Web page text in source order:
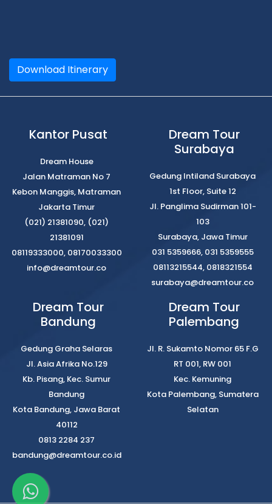
Download Itinerary
Kantor Pusat
Dream House
Jalan Matraman No 7
Kebon Manggis, Matraman
Jakarta Timur
(021) 21381090, (021)
21381091
08119333000, 08170033300
info@dreamtour.co
Dream Tour
Surabaya
Gedung Intiland Surabaya
1st Floor, Suite 12
Jl. Panglima Sudirman 101-
103
Surabaya, Jawa Timur
031 5359666, 031 5359555
08113215544, 0818321554
surabaya@dreamtour.co
Dream Tour
Bandung
Gedung Graha Selaras
Jl. Asia Afrika No.129
Kb. Pisang, Kec. Sumur
Bandung
Kota Bandung, Jawa Barat
40112
0813 2284 237
bandung@dreamtour.co.id
Dream Tour
Palembang
Jl. R. Sukamto Nomor 65 F.G
RT 001, RW 001
Kec. Kemuning
Kota Palembang, Sumatera
Selatan